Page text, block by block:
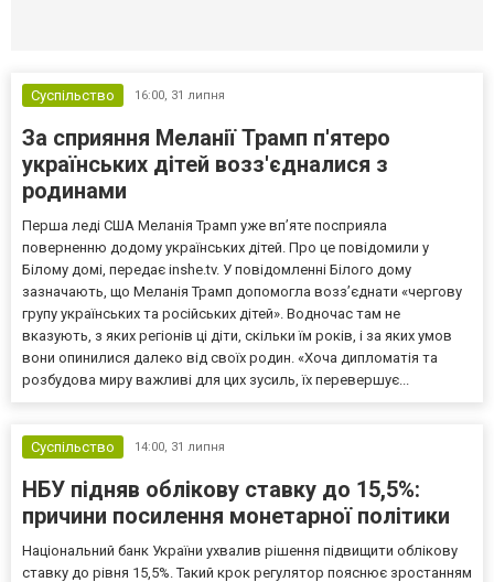
Суспільство 16:00, 31 липня
За сприяння Меланії Трамп п'ятеро
українських дітей возз'єдналися з
родинами
Перша леді США Меланія Трамп уже впʼяте посприяла
поверненню додому українських дітей. Про це повідомили у
Білому домі, передає inshe.tv. У повідомленні Білого дому
зазначають, що Меланія Трамп допомогла возз’єднати «чергову
групу українських та російських дітей». Водночас там не
вказують, з яких регіонів ці діти, скільки їм років, і за яких умов
вони опинилися далеко від своїх родин. «Хоча дипломатія та
розбудова миру важливі для цих зусиль, їх перевершує...
Суспільство 14:00, 31 липня
НБУ підняв облікову ставку до 15,5%:
причини посилення монетарної політики
Національний банк України ухвалив рішення підвищити облікову
ставку до рівня 15,5%. Такий крок регулятор пояснює зростанням